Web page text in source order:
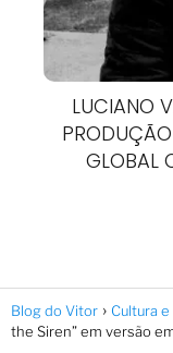
LUCIANO
GLOBAL
Blog do Vitor Cultura
the Siren” em versão